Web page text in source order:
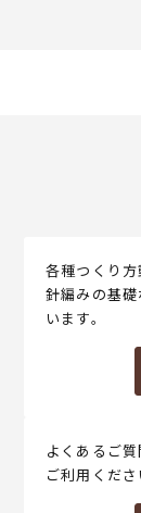
各種つくり
針編みの基
います。
よくあるご
ご利用くださ